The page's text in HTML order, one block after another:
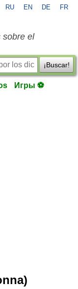
RU EN DE FR
sobre el
¡Buscar!
Игры ⚽